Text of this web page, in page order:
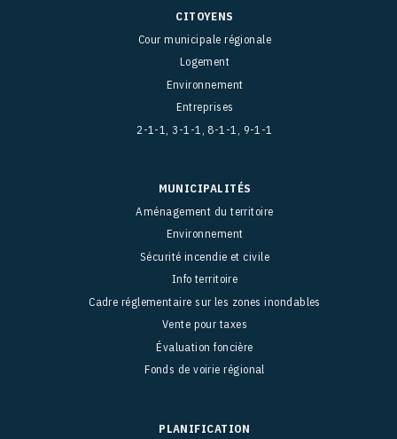
CITOYENS
Cour municipale régionale
Logement
Environnement
Entreprises
2-1-1, 3-1-1, 8-1-1, 9-1-1
MUNICIPALITÉS
Aménagement du territoire
Environnement
Sécurité incendie et civile
Info territoire
Cadre réglementaire sur les zones inondables
Vente pour taxes
Évaluation foncière
Fonds de voirie régional
PLANIFICATION